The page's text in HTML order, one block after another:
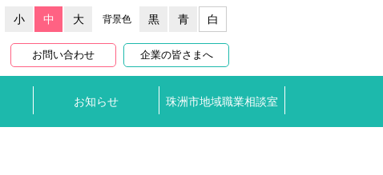
小 中 大 背景色 黒 青 白
お問い合わせ 企業の皆さまへ
お知らせ 珠洲市地域職業相談室